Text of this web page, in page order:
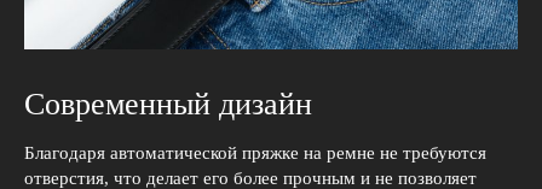
Современный дизайн
Благодаря автоматической пряжке на ремне не требуются
отверстия, что делает его более прочным и не позволяет